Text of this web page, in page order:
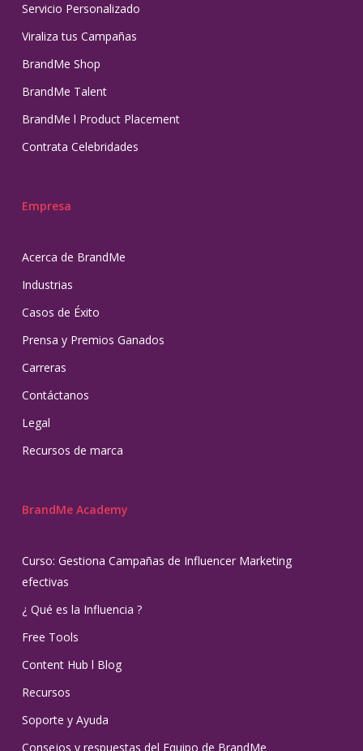
Servicio Personalizado
Viraliza tus Campañas
BrandMe Shop
BrandMe Talent
BrandMe l Product Placement
Contrata Celebridades
Empresa
Acerca de BrandMe
Industrias
Casos de Éxito
Prensa y Premios Ganados
Carreras
Contáctanos
Legal
Recursos de marca
BrandMe Academy
Curso: Gestiona Campañas de Influencer Marketing
efectivas
¿ Qué es la Influencia ?
Free Tools
Content Hub l Blog
Recursos
Soporte y Ayuda
Consejos y respuestas del Equipo de BrandMe